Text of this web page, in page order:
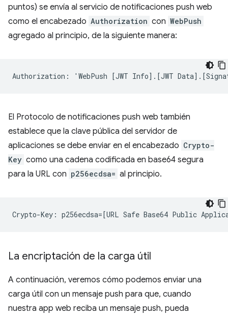
puntos) se envía al servicio de notificaciones push web
como el encabezado Authorization con WebPush
agregado al principio, de la siguiente manera:
El Protocolo de notificaciones push web también
establece que la clave pública del servidor de
aplicaciones se debe enviar en el encabezado Crypto-
Key como una cadena codificada en base64 segura
para la URL con p256ecdsa= al principio.
La encriptación de la carga útil
A continuación, veremos cómo podemos enviar una
carga útil con un mensaje push para que, cuando
nuestra app web reciba un mensaje push, pueda